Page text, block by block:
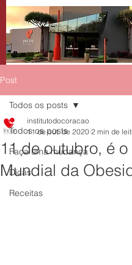
Post
Todos os posts
Faça uma mudança
Dicas
Receitas
Todos os posts
11 de outubro, é
Mundial da
institutodocoracao
11 de out. de 2020 2 min de